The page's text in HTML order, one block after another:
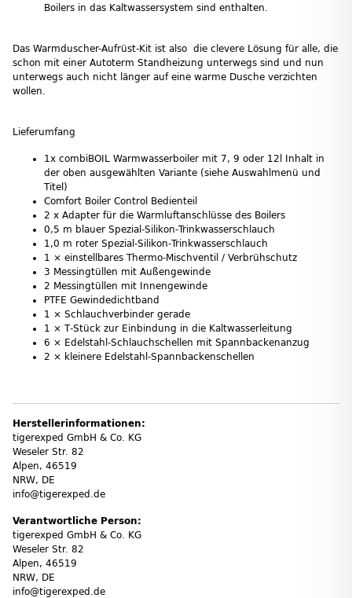
Boilers in das Kaltwassersystem sind enthalten.
Das Warmduscher-Aufrüst-Kit ist also die clevere Lösung für alle, die
schon mit einer Autoterm Standheizung unterwegs sind und nun
unterwegs auch nicht länger auf eine warme Dusche verzichten
wollen.
Lieferumfang
1x combiBOIL Warmwasserboiler mit 7, 9 oder 12l Inhalt in
der oben ausgewählten Variante (siehe Auswahlmenü und
Titel)
Comfort Boiler Control Bedienteil
2 x Adapter für die Warmluftanschlüsse des Boilers
0,5 m blauer Spezial‑Silikon‑Trinkwasserschlauch
1,0 m roter Spezial‑Silikon‑Trinkwasserschlauch
1 × einstellbares Thermo‑Mischventil / Verbrühschutz
3 Messingtüllen mit Außengewinde
2 Messingtüllen mit Innengewinde
PTFE Gewindedichtband
1 × Schlauchverbinder gerade
1 × T‑Stück zur Einbindung in die Kaltwasserleitung
6 × Edelstahl‑Schlauchschellen mit Spannbackenanzug
2 × kleinere Edelstahl‑Spannbackenschellen
Herstellerinformationen:
tigerexped GmbH & Co. KG
Weseler Str. 82
Alpen, 46519
NRW, DE
info@tigerexped.de
Verantwortliche Person:
tigerexped GmbH & Co. KG
Weseler Str. 82
Alpen, 46519
NRW, DE
info@tigerexped.de